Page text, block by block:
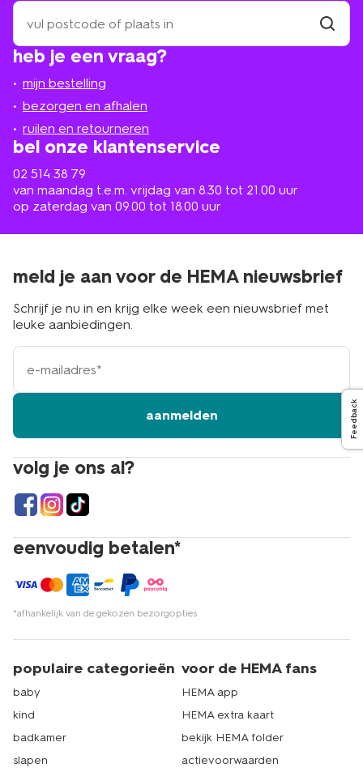
heb je een vraag?
mijn bestelling
bezorgen en afhalen
ruilen en retourneren
bel onze klantenservice
02 514 38 79
van maandag t.e.m. vrijdag van 8.30 tot 21.00 uur
op zaterdag van 09.00 tot 18.00 uur
zoek
een
winkel
bij
in
de
buurt
volg je ons al?
eenvoudig betalen*
*afhankelijk van de gekozen bezorgopties
meld je aan voor de HEMA nieuwsbrief
Schrijf je nu in en krijg elke week een nieuwsbrief met
leuke aanbiedingen.
e-
mailadres
aanmelden
populaire categorieën
baby
kind
badkamer
slapen
voor de HEMA fans
HEMA app
HEMA extra kaart
bekijk HEMA folder
actievoorwaarden
Feedback